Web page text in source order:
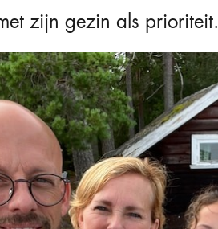
zijn gezin als prioriteit.